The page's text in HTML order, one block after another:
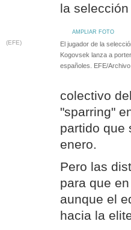
la
AMPLIAR FOTO
(EFE)
El jugador de la
Kogovsek lanza a
españoles. EFE/Archivo
colectivo
"sparring"
partido que
enero.
Pero las
para que
aunque el
hacia la